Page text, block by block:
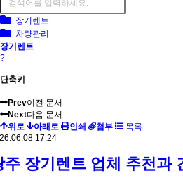
장기렌트
차량관리
장기렌트
?
단축키
Prev이전 문서
Next다음 문서
위로
아래로 인쇄 첨부
목록
17:24
주 장기렌트 업체 추천과